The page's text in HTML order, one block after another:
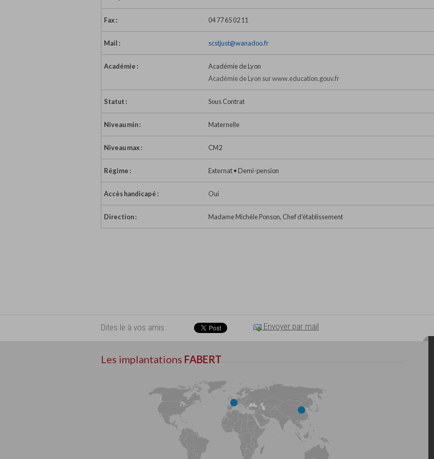
Fax : 04 77 65 02 11
Mail : scstjust@wanadoo.fr
Académie :
Académie de Lyon
Académie de Lyon sur www.education.gouv.fr
Statut : Sous Contrat
Niveau min : Maternelle
Niveau max : CM2
Régime : Externat • Demi-pension
Accès handicapé : Oui
Direction : Madame Michèle Ponson, Chef d'établissement
Dites le à vos amis : Envoyer par mail
Les implantations FABERT